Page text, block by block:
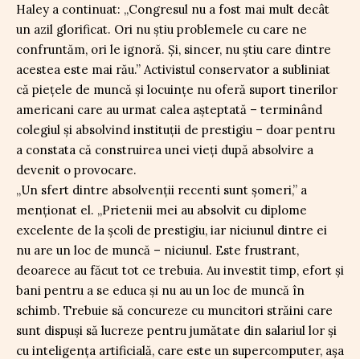
Haley a continuat: „Congresul nu a fost mai mult decât
un azil glorificat. Ori nu știu problemele cu care ne
confruntăm, ori le ignoră. Și, sincer, nu știu care dintre
acestea este mai rău.” Activistul conservator a subliniat
că piețele de muncă și locuințe nu oferă suport tinerilor
americani care au urmat calea așteptată – terminând
colegiul și absolvind instituții de prestigiu – doar pentru
a constata că construirea unei vieți după absolvire a
devenit o provocare.
„Un sfert dintre absolvenții recenti sunt șomeri,” a
menționat el. „Prietenii mei au absolvit cu diplome
excelente de la școli de prestigiu, iar niciunul dintre ei
nu are un loc de muncă – niciunul. Este frustrant,
deoarece au făcut tot ce trebuia. Au investit timp, efort și
bani pentru a se educa și nu au un loc de muncă în
schimb. Trebuie să concureze cu muncitori străini care
sunt dispuși să lucreze pentru jumătate din salariul lor și
cu inteligența artificială, care este un supercomputer, așa